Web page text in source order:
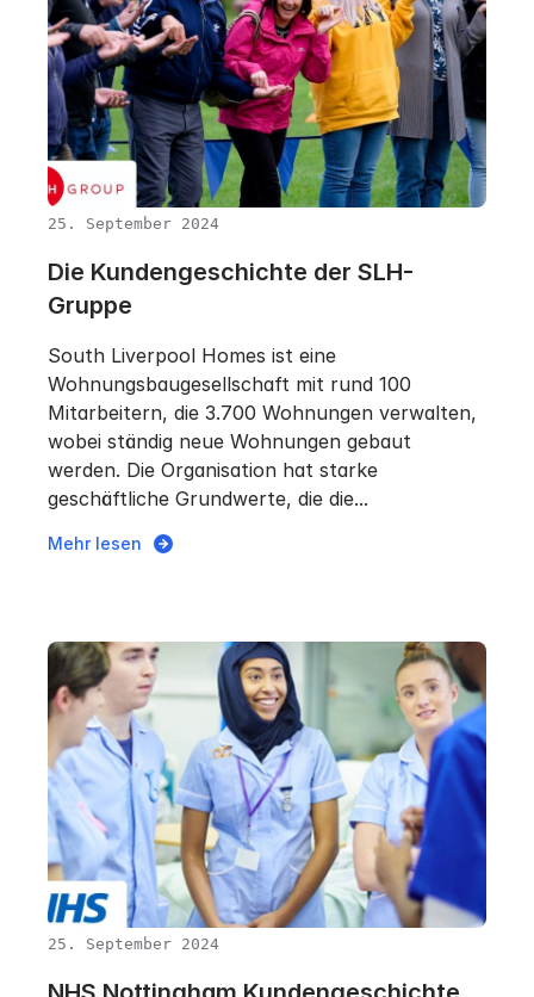
25. September 2024
Die Kundengeschichte der SLH-
Gruppe
South Liverpool Homes ist eine
Wohnungsbaugesellschaft mit rund 100
Mitarbeitern, die 3.700 Wohnungen verwalten,
wobei ständig neue Wohnungen gebaut
werden. Die Organisation hat starke
geschäftliche Grundwerte, die die...
Mehr lesen
25. September 2024